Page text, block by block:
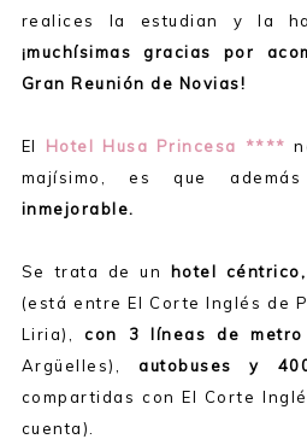
realices la estudian y la
¡muchísimas gracias por
Gran Reunión de Novias!
El Hotel Husa Princesa ****
majísimo, es que
inmejorable.
Se trata de un hotel
(está entre El Corte Inglés de
Liria),con 3 líneas de
Argüelles),autobuses y
compartidas con El Corte
cuenta).